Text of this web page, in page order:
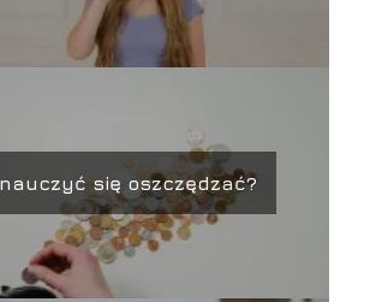
się oszczędzać?